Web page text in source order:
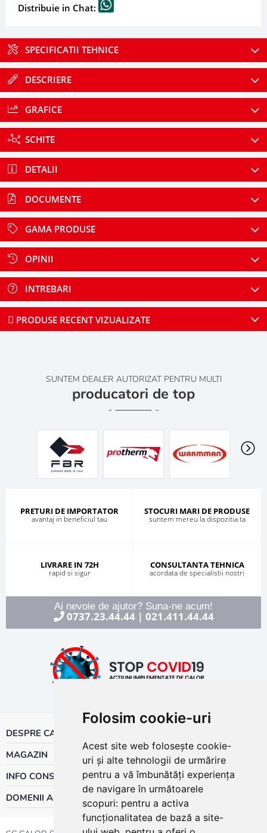
Folosim cookie-uri
Acest site web folosește cookie-
uri și alte tehnologii de urmărire
pentru a vă îmbunătăți experiența
de navigare în următoarele
scopuri: pentru a activa
funcționalitatea de bază a site-
Distribuie in Chat:
SPECIFICATII TEHNICE
DESCRIERE
GRAFICE
SCHITE
DETALII
DOCUMENTE
GAMA PRODUSE
OPINII
INTREBARI
PRODUSE RECENT VIZUALIZATE
SUNTEM DEALER AUTORIZAT PENTRU MULTI
producatori de top
PRETURI DE IMPORTATOR
avantaj in beneficiul tau
STOCURI MARI DE PRODUSE
suntem mereu la dispozitia ta
LIVRARE IN 72H
rapid si sigur
CONSULTANTA TEHNICA
acordata de specialistii nostri
Ai nevoie de ajutor? Suna-ne acum!
0737.23.44.44| 021.411.44.44
DESPRE CALOR
MAGAZIN
INFO CONSUMATOR
DOMENII ACTIVITATE